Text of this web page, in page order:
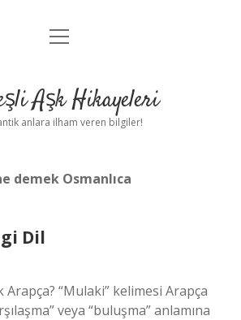
Anasayfa
Yasal Uyarı
menüyü
Aşk Hikayeleri
anlara ilham veren bilgiler!
demek Osmanlıca
Dil
“Mulaki” kelimesi Arapça
veya “buluşma” anlamına